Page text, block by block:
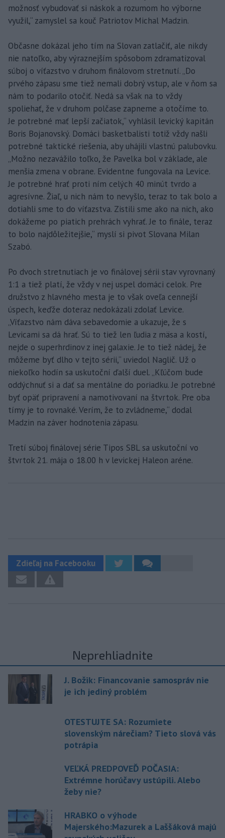
možnosť vybudovať si náskok a rozumom ho výborne
využil,“ zamyslel sa kouč Patriotov Michal Madzin.
Občasne dokázal jeho tím na Slovan zatlačiť, ale nikdy
nie natoľko, aby výraznejším spôsobom zdramatizoval
súboj o víťazstvo v druhom finálovom stretnutí. „Do
prvého zápasu sme tiež nemali dobrý vstup, ale v ňom sa
nám to podarilo otočiť. Nedá sa však na to vždy
spoliehať, že v druhom polčase zapneme a otočíme to.
Je potrebné mať lepší začiatok,“ vyhlásil levický kapitán
Boris Bojanovský. Domáci basketbalisti totiž vždy našli
potrebné taktické riešenia, aby uhájili vlastnú palubovku.
„Možno nezavážilo toľko, že Pavelka bol v základe, ale
menšia zmena v obrane. Evidentne fungovala na Levice.
Je potrebné hrať proti ním celých 40 minút tvrdo a
agresívne. Žiaľ, u nich nám to nevyšlo, teraz to tak bolo a
dotiahli sme to do víťazstva. Zistili sme ako na nich, ako
dokážeme po piatich prehrách vyhrať. Je to finále, teraz
to bolo najdôležitejšie,“ myslí si pivot Slovana Milan
Szabó.
Po dvoch stretnutiach je vo finálovej sérii stav vyrovnaný
1:1 a tiež platí, že vždy v nej uspel domáci celok. Pre
družstvo z hlavného mesta je to však oveľa cennejší
úspech, keďže doteraz nedokázali zdolať Levice.
„Víťazstvo nám dáva sebavedomie a ukazuje, že s
Levicami sa dá hrať. Sú to tiež len ľudia z mäsa a kostí,
nejde o superhrdinov z inej galaxie. Je to tiež nádej, že
môžeme byť dlho v tejto sérii,“ uviedol Naglič. Už o
niekoľko hodín sa uskutoční ďalší duel. „Kľúčom bude
oddýchnuť si a dať sa mentálne do poriadku. Je potrebné
byť opäť pripravení a namotivovaní na štvrtok. Pre oba
tímy je to rovnaké. Verím, že to zvládneme,“ dodal
Madzin na záver hodnotenia zápasu.
Tretí súboj finálovej série Tipos SBL sa uskutoční vo
štvrtok 21. mája o 18.00 h v levickej Haleon aréne.
Zdieľaj na Facebooku
Neprehliadnite
J. Božik: Financovanie samospráv nie
je ich jediný problém
OTESTUJTE SA: Rozumiete
slovenským nárečiam? Tieto slová vás
potrápia
VEĽKÁ PREDPOVEĎ POČASIA:
Extrémne horúčavy ustúpili. Alebo
žeby nie?
HRABKO o výhode
Majerského:Mazurek a Laššáková majú